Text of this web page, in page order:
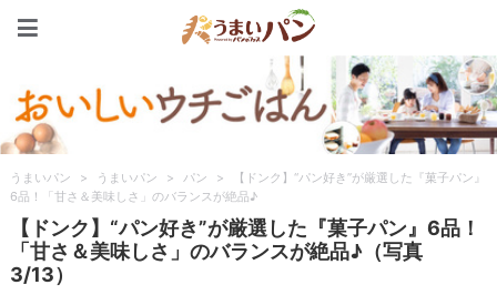
うまいパン > うまいパン > パン >
【ドンク】“パン好き”が厳選した『菓子パン』
6品！「甘さ＆美味しさ」のバランスが絶品♪
【ドンク】“パン好き”が厳選した『菓子パン』6品！
「甘さ＆美味しさ」のバランスが絶品♪（写真
3/13）